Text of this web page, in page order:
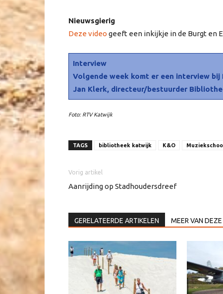
Nieuwsgierig
Deze video geeft een inkijkje in de Burgt en
Interview
Volgende week komt er een interview
Jan Klerk, directeur/bestuurder
Foto: RTV Katwijk
TAGS bibliotheek katwijk K&O
Vorig artikel
Aanrijding op Stadhoudersdreef
GERELATEERDE ARTIKELEN MEER VAN